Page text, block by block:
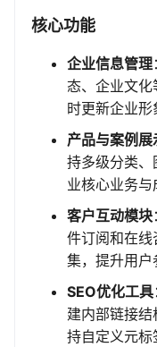
核心功能
企业信息管理
态、企业文
时更新企业形
产品与案例展
持多级分类
业核心业务与
客户互动模块
件订阅和在
集，提升用户
SEO优化工具
建内部链接
持自定义元标